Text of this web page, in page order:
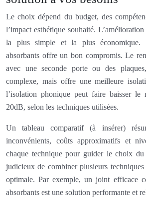
Le choix dépend du budget, des
l’impact esthétique souhaité.
la plus simple et la plus économique.
absorbants offre un bon compromis. Le
avec une seconde porte ou des
complexe, mais offre une meilleure
l’isolation phonique peut faire baisser le
20dB, selon les techniques utilisées.
Un tableau comparatif (à insérer)
inconvénients, coûts approximatifs et
chaque technique pour guider le choix
judicieux de combiner plusieurs
optimale. Par exemple, un joint efficace
absorbants est une solution performante et